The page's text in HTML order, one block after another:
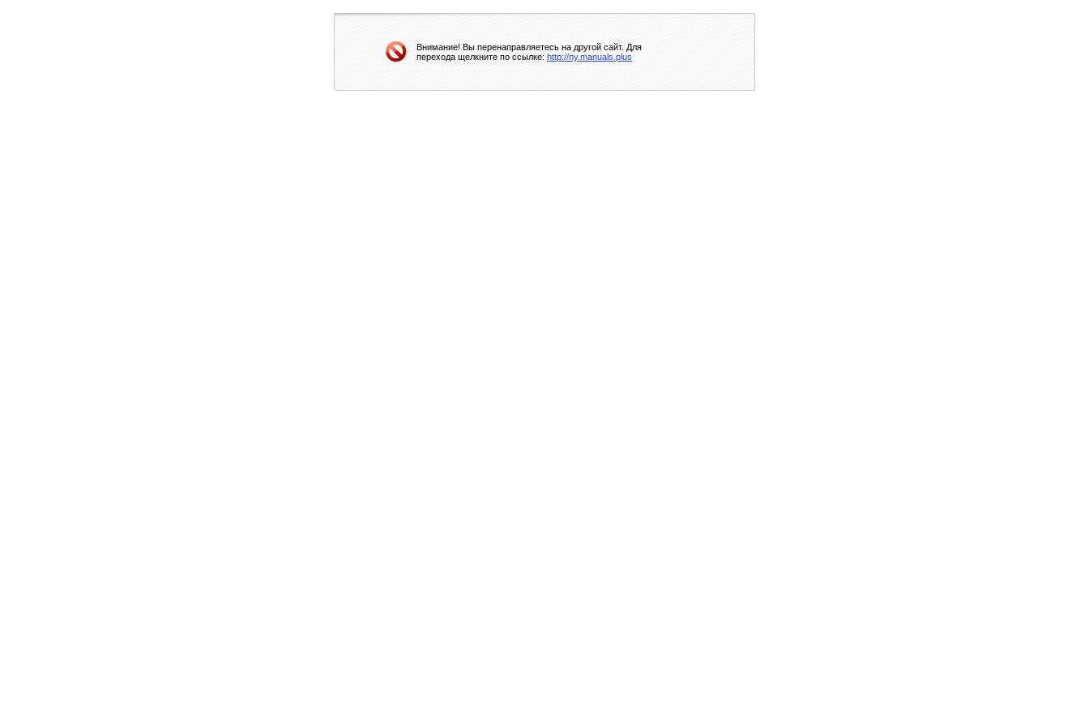
Внимание! Вы перенаправляетесь на другой сайт. Для
перехода щелкните по ссылке: http://ny.manuals.plus